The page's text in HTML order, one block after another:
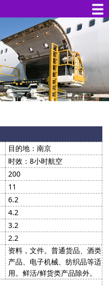
目的地：南京
时效：8小时航空
200
11
6.2
4.2
3.2
2.2
资料，文件。普通货品、酒类
产品、电子机械、纺织品等适
用。鲜活/鲜货类产品除外。